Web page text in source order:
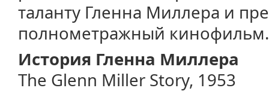
таланту Гленна Миллера и
полнометражный кинофильм.
История Гленна Миллера
The Glenn Miller Story, 1953